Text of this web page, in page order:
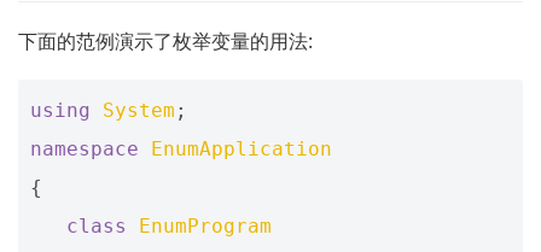
下面的范例演示了枚举变量的用法:
using System ;
namespace
EnumApplication
{
class
EnumProgram